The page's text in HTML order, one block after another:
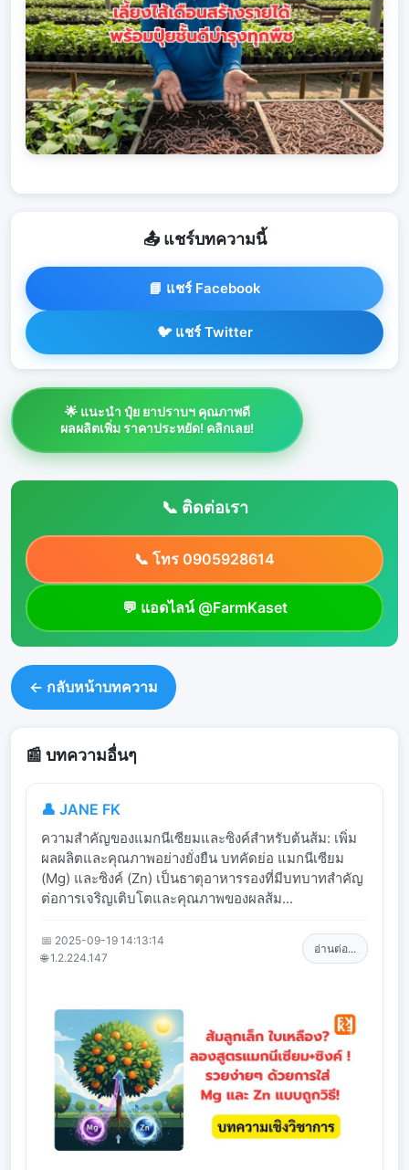
📤 แชร์บทความนี้
📘 แชร์ Facebook
🐦 แชร์ Twitter
🌟 แนะนำ ปุ๋ย ยาปราบฯ คุณภาพดี
ผลผลิตเพิ่ม ราคาประหยัด! คลิกเลย!
📞 ติดต่อเรา
📞 โทร 0905928614
💬 แอดไลน์ @FarmKaset
← กลับหน้าบทความ
📰 บทความอื่นๆ
👤 JANE FK
ความสำคัญของแมกนีเซียมและซิงค์สำหรับต้นส้ม: เพิ่ม
ผลผลิตและคุณภาพอย่างยั่งยืน บทคัดย่อ แมกนีเซียม
(Mg) และซิงค์ (Zn) เป็นธาตุอาหารรองที่มีบทบาทสำคัญ
ต่อการเจริญเติบโตและคุณภาพของผลส้ม...
📅 2025-09-19 14:13:14
🌐 1.2.224.147
อ่านต่อ...